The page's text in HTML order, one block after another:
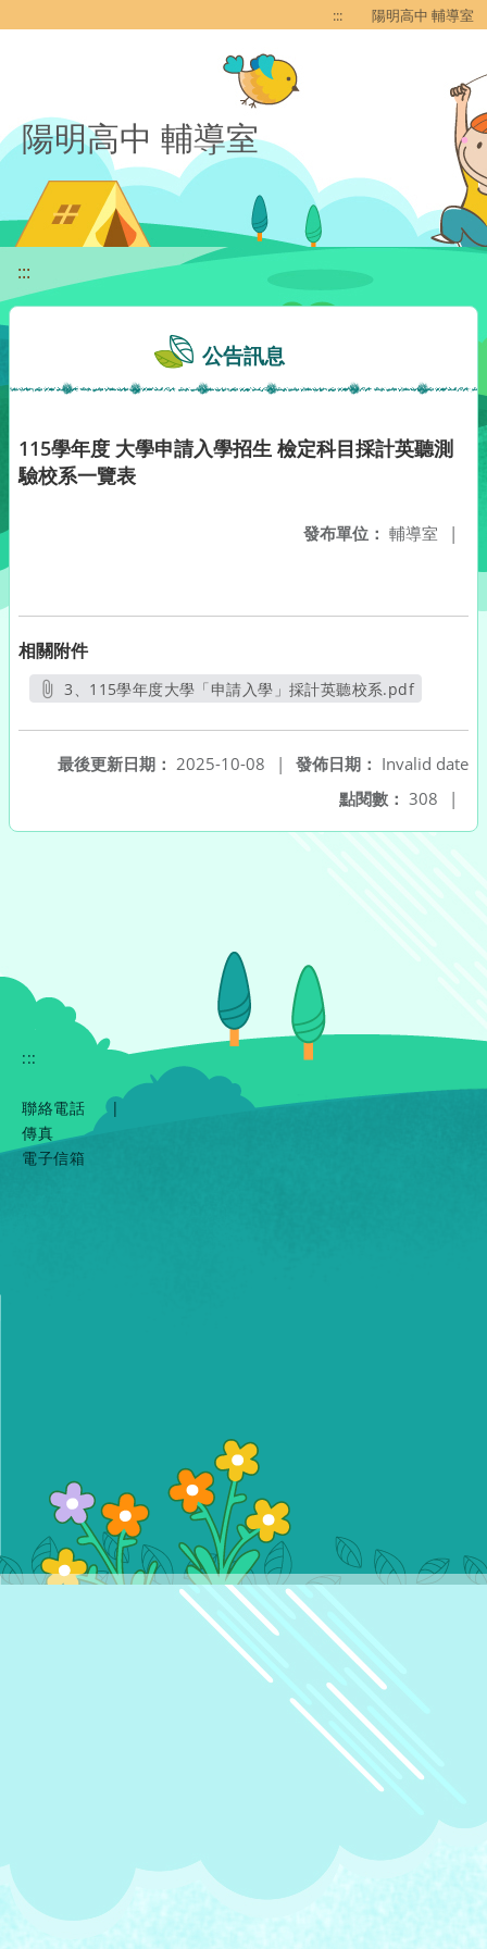
::: 陽明高中 輔導室
陽明高中 輔導室
:::
公告訊息
115學年度 大學申請入學招生 檢定科目採計英聽測
驗校系一覽表
發布單位： 輔導室 |
相關附件
3、115學年度大學「申請入學」採計英聽校系.pdf
發佈日期： Invalid date
最後更新日期： 2025-10-08
|
點閱數： 308 |
:::
聯絡電話
|
傳真
電子信箱